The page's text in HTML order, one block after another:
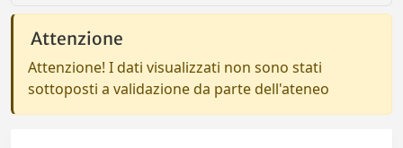
Attenzione
Attenzione! I dati visualizzati non sono stati
sottoposti a validazione da parte dell'ateneo